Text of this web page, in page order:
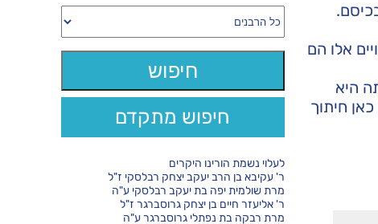
אלו הם
היא
חיתוך
חיפוש מתקדם
לעלוי נשמת הורינו היקרים
ר' עקיבא בן הרב יעקב יצחק רבלסקי ז"ל
מרת שולמית יפה בת יעקב רבלסקי ע"ה
ר' אליעזר חיים בן יצחק גרוסברגר ז"ל
מרת רבקה בת נפתלי גרוסברגר ע"ה